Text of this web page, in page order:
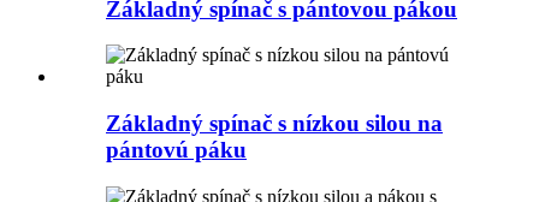
Základný spínač s pántovou pákou
Základný spínač s nízkou silou na
pántovú páku